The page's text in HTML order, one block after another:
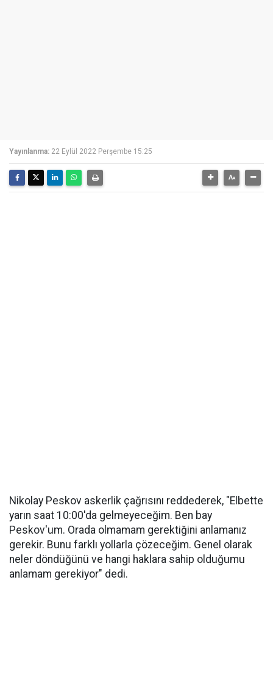
Yayınlanma: 22 Eylül 2022 Perşembe 15:25
Nikolay Peskov askerlik çağrısını reddederek, "Elbette
yarın saat 10:00'da gelmeyeceğim. Ben bay
Peskov'um. Orada olmamam gerektiğini anlamanız
gerekir. Bunu farklı yollarla çözeceğim. Genel olarak
neler döndüğünü ve hangi haklara sahip olduğumu
anlamam gerekiyor" dedi.